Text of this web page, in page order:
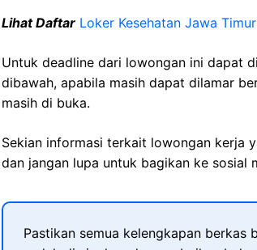
Lihat Daftar Loker Kesehatan Jawa Timur
Untuk deadline dari lowongan ini dapat
dibawah, apabila masih dapat dilamar
masih di buka.
Sekian informasi terkait lowongan kerja
dan jangan lupa untuk bagikan ke sosial
Pastikan semua kelengkapan berkas